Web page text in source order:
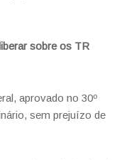
sobre os TR
aprovado no 30º
sem prejuízo de